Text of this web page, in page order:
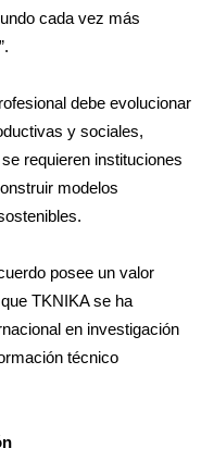
cada vez más
debe evolucionar
y sociales,
requieren instituciones
modelos
posee un valor
TKNIKA se ha
en investigación
técnico